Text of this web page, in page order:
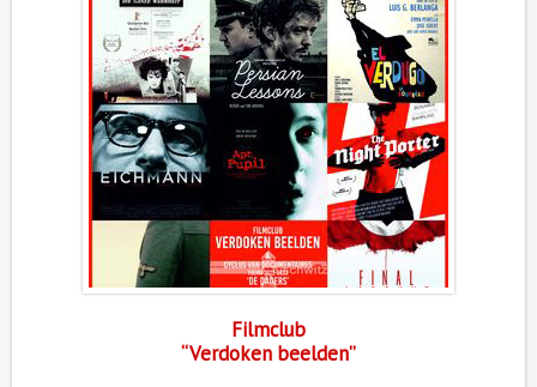
Filmclub
“Verdoken beelden”